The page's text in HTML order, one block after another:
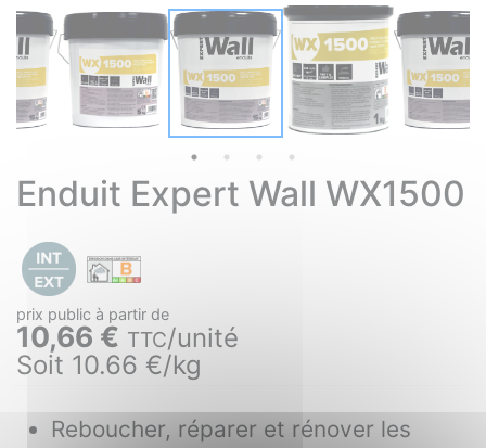
Enduit Expert Wall WX1500
10,66 € TTC unité
Soit 10.66 €/kg
Reboucher, réparer et rénover les